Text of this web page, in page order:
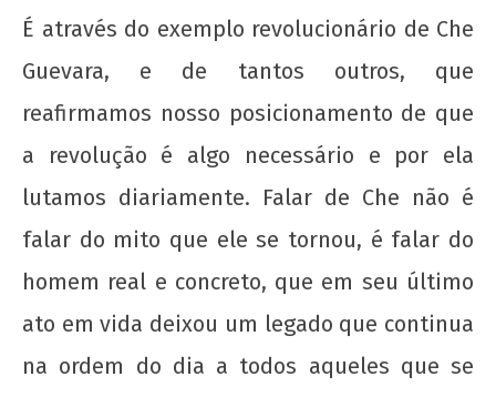
wp-
admin
16 de
outubro
É através do exemplo revolucionário de Che
Guevara, e de tantos outros, que
reafirmamos nosso posicionamento de que
a revolução é algo necessário e por ela
lutamos diariamente. Falar de Che não é
falar do mito que ele se tornou, é falar do
homem real e concreto, que em seu último
ato em vida deixou um legado que continua
na ordem do dia a todos aqueles que se